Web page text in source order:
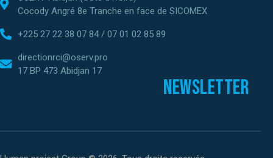
Cocody Angré 8e Tranche en face de SICOMEX
+225 27 22 38 07 84 / 07 01 02 85 89
directionrci@oserv.pro
17 BP 473 Abidjan 17
Newsletter